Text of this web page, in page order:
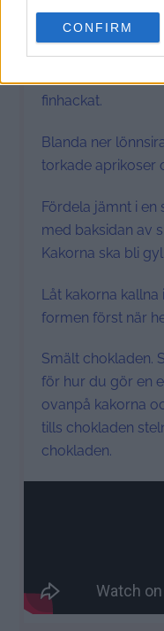
use your data for below
consent section.
CONFIRM
ca 15 sekunder.
Häll nötter,
finhackat.
Blanda ner
torkade aprikoser
Fördela jämnt i
med baksidan av
Kakorna ska bli
Låt kakorna kallna
formen först när
Smält chokladen.
för hur du gör en
ovanpå kakorna
tills chokladen
chokladen.